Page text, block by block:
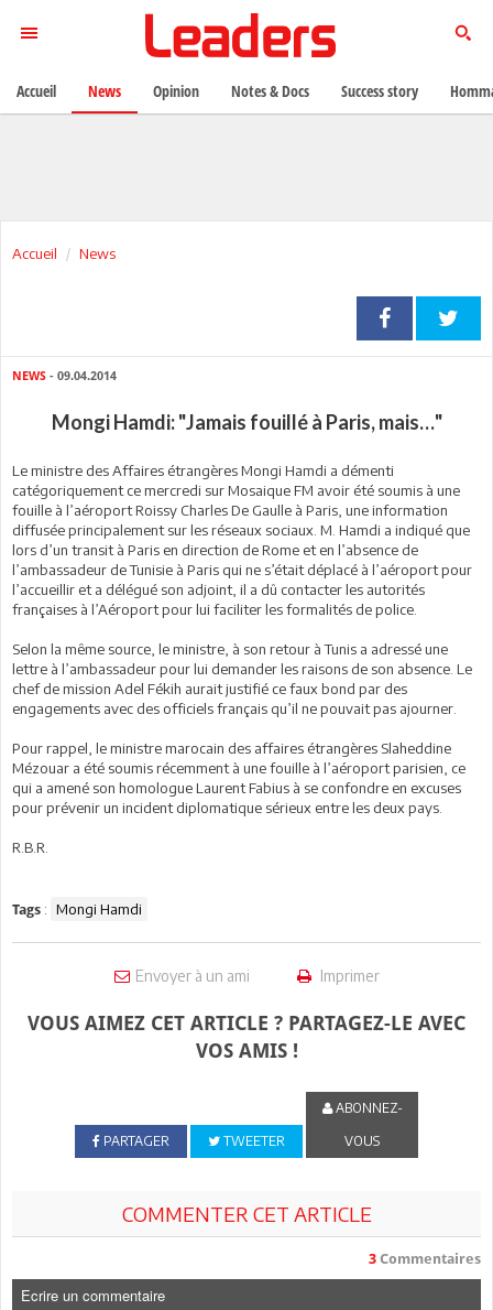
Accueil News
NEWS - 09.04.2014
Mongi Hamdi: "Jamais fouillé à Paris, mais…"
Le ministre des Affaires étrangères Mongi Hamdi a démenti
catégoriquement ce mercredi sur Mosaique FM avoir été soumis à une
fouille à l’aéroport Roissy Charles De Gaulle à Paris, une information
diffusée principalement sur les réseaux sociaux. M. Hamdi a indiqué que
lors d’un transit à Paris en direction de Rome et en l’absence de
l’ambassadeur de Tunisie à Paris qui ne s’était déplacé à l’aéroport pour
l’accueillir et a délégué son adjoint, il a dû contacter les autorités
françaises à l’Aéroport pour lui faciliter les formalités de police.
Selon la même source, le ministre, à son retour à Tunis a adressé une
lettre à l’ambassadeur pour lui demander les raisons de son absence. Le
chef de mission Adel Fékih aurait justifié ce faux bond par des
engagements avec des officiels français qu’il ne pouvait pas ajourner.
Pour rappel, le ministre marocain des affaires étrangères Slaheddine
Mézouar a été soumis récemment à une fouille à l’aéroport parisien, ce
qui a amené son homologue Laurent Fabius à se confondre en excuses
pour prévenir un incident diplomatique sérieux entre les deux pays.
R.B.R.
Tags : Mongi Hamdi
Envoyer à un ami Imprimer
VOUS AIMEZ CET ARTICLE ? PARTAGEZ-LE AVEC
VOS AMIS !
PARTAGER TWEETER
ABONNEZ-
VOUS
COMMENTER CET ARTICLE
3 Commentaires
Ecrire un commentaire
Accueil News Opinion Notes & Docs Success story